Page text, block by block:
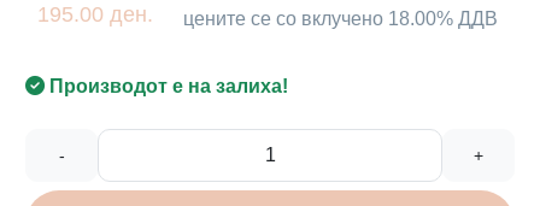
195.00 ден. цените се со вклучено 18.00% ДДВ
Производот е на залиха!
- +